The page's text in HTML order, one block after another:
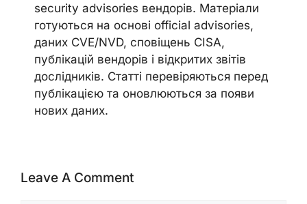
security advisories вендорів. Матеріали
готуються на основі official advisories,
даних CVE/NVD, сповіщень CISA,
публікацій вендорів і відкритих звітів
дослідників. Статті перевіряються перед
публікацією та оновлюються за появи
нових даних.
Leave A Comment